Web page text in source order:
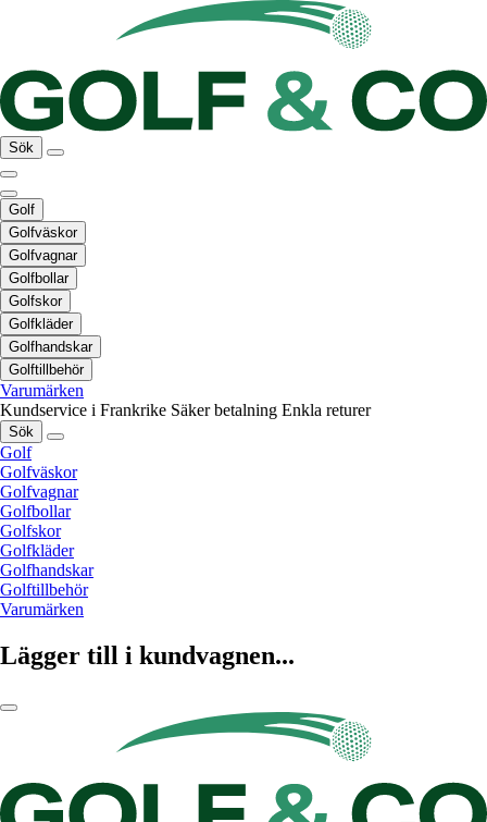
Sök
Golf
Golfväskor
Golfvagnar
Golfbollar
Golfskor
Golfkläder
Golfhandskar
Golftillbehör
Varumärken
Kundservice i Frankrike Säker betalning Enkla returer
Sök
Golf
Golfväskor
Golfvagnar
Golfbollar
Golfskor
Golfkläder
Golfhandskar
Golftillbehör
Varumärken
Lägger till i kundvagnen...